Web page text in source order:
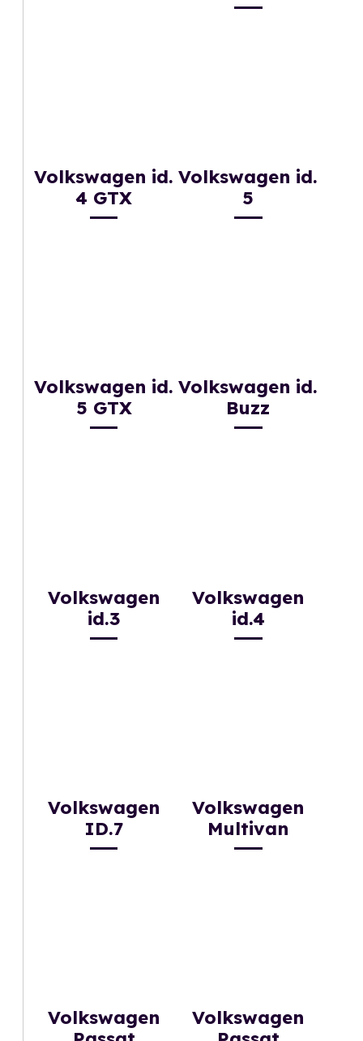
Volkswagen id.
4 GTX
Volkswagen id.
5
Volkswagen id.
5 GTX
Volkswagen id.
Buzz
Volkswagen
id.3
Volkswagen
id.4
Volkswagen
ID.7
Volkswagen
Multivan
Volkswagen
Volkswagen